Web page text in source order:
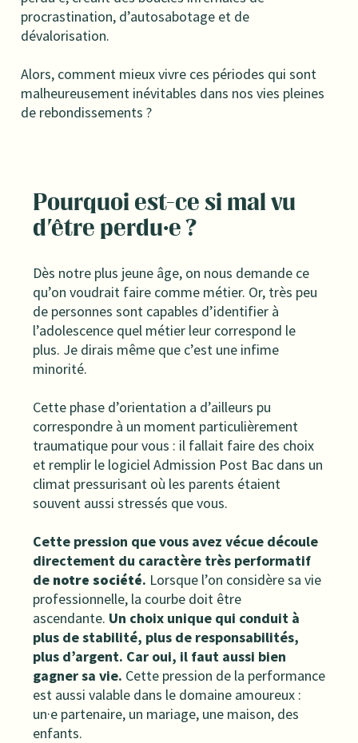
procrastination, d’autosabotage et de
dévalorisation.
Alors, comment mieux vivre ces périodes qui sont
malheureusement inévitables dans nos vies pleines
de rebondissements ?
Pourquoi est-ce si mal vu
d'être perdu·e ?
Dès notre plus jeune âge, on nous demande ce
qu’on voudrait faire comme métier. Or, très peu
de personnes sont capables d’identifier à
l’adolescence quel métier leur correspond le
plus. Je dirais même que c’est une infime
minorité.
Cette phase d’orientation a d’ailleurs pu
correspondre à un moment particulièrement
traumatique pour vous : il fallait faire des choix
et remplir le logiciel Admission Post Bac dans un
climat pressurisant où les parents étaient
souvent aussi stressés que vous.
Cette pression que vous avez vécue découle
directement du caractère très performatif
de notre société. Lorsque l’on considère sa vie
professionnelle, la courbe doit être
ascendante. Un choix unique qui conduit à
plus de stabilité, plus de responsabilités,
plus d’argent. Car oui, il faut aussi bien
gagner sa vie. Cette pression de la performance
est aussi valable dans le domaine amoureux :
un·e partenaire, un mariage, une maison, des
enfants.